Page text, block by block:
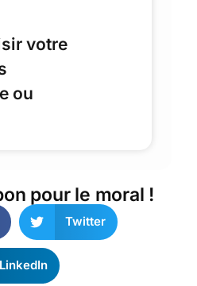
votre
ou
pour le moral !
Twitter
LinkedIn